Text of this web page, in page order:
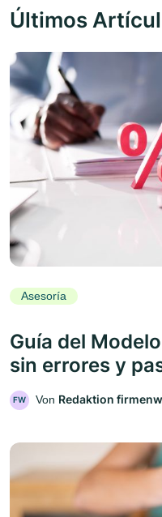
Últimos
Asesoría
Guía del
sin errores y
FW Von Redaktion